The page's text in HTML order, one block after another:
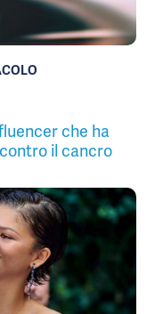
che ha
il cancro